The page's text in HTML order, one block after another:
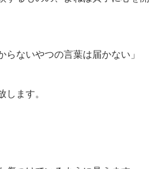
らないやつの言葉は届かない」
します。